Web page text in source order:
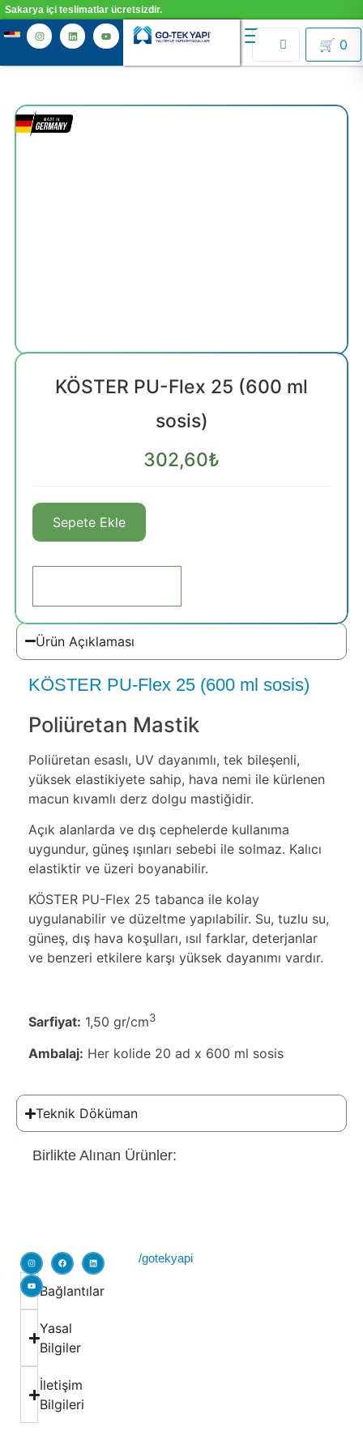
Sakarya içi teslimatlar ücretsizdir.
🛒 0
KÖSTER PU-Flex 25 (600 ml
sosis)
302,60₺
Sepete Ekle
Ürün Açıklaması
KÖSTER PU-Flex 25 (600 ml sosis)
Poliüretan Mastik
Poliüretan esaslı, UV dayanımlı, tek bileşenli,
yüksek elastikiyete sahip, hava nemi ile kürlenen
macun kıvamlı derz dolgu mastiğidir.
Açık alanlarda ve dış cephelerde kullanıma
uygundur, güneş ışınları sebebi ile solmaz. Kalıcı
elastiktir ve üzeri boyanabilir.
KÖSTER PU-Flex 25 tabanca ile kolay
uygulanabilir ve düzeltme yapılabilir. Su, tuzlu su,
güneş, dış hava koşulları, ısıl farklar, deterjanlar
ve benzeri etkilere karşı yüksek dayanımı vardır.
Sarfiyat: 1,50 gr/cm3
Ambalaj: Her kolide 20 ad x 600 ml sosis
Teknik Döküman
Birlikte Alınan Ürünler:
Bağlantılar
Yasal
Bilgiler
İletişim
Bilgileri
/gotekyapi